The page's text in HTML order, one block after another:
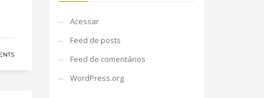
Acessar
Feed de posts
Feed de comentários
WordPress.org